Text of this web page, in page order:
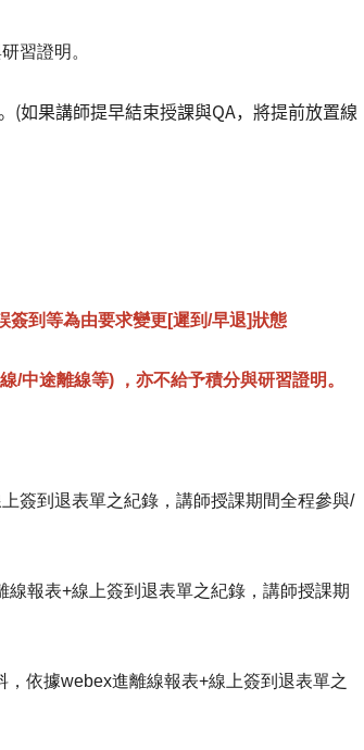
習證明。
如果講師提早結束授課與QA，將提前放置線
簽到等為由要求變更[遲到/早退]狀態
中途離線等) ，亦不給予積分與研習證明。
簽到退表單之紀錄，講師授課期間全程參與/
報表+線上簽到退表單之紀錄，講師授課期
依據webex進離線報表+線上簽到退表單之